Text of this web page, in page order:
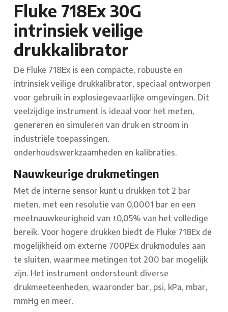
Fluke 718Ex 30G
intrinsiek veilige
drukkalibrator
De Fluke 718Ex is een compacte, robuuste en
intrinsiek veilige drukkalibrator, speciaal ontworpen
voor gebruik in explosiegevaarlijke omgevingen. Dit
veelzijdige instrument is ideaal voor het meten,
genereren en simuleren van druk en stroom in
industriële toepassingen,
onderhoudswerkzaamheden en kalibraties.
Nauwkeurige drukmetingen
Met de interne sensor kunt u drukken tot 2 bar
meten, met een resolutie van 0,0001 bar en een
meetnauwkeurigheid van ±0,05% van het volledige
bereik. Voor hogere drukken biedt de Fluke 718Ex de
mogelijkheid om externe 700PEx drukmodules aan
te sluiten, waarmee metingen tot 200 bar mogelijk
zijn. Het instrument ondersteunt diverse
drukmeeteenheden, waaronder bar, psi, kPa, mbar,
mmHg en meer.